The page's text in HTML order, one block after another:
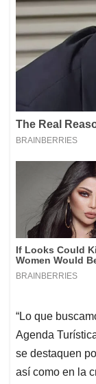
“Lo que
Agenda
se destaquen
así como en la